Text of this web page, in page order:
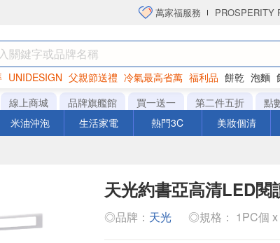
萬家福服務 PROSPERITY
UNIDESIGN 父親節送禮 冷氣最高省萬 福利品 餅乾 泡麵
克力 罐頭 衛生紙
線上商城 品牌旗艦館 買一送一 第二件五折 點
米油沖泡 生活家電 熱門3C 美妝個清
天光約書亞高清LED閱
◎品牌： 天光 ◎規格： 1PC個 x